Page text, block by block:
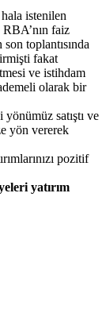
istenilen
RBA’nın faiz
toplantısında
fakat
ve istihdam
olarak bir
satıştı ve
yön vererek
pozitif
yatırım